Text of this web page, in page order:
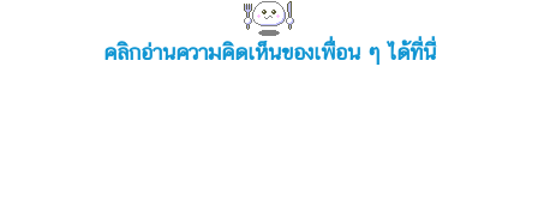
คลิกอ่านความคิดเห็นของเพื่อน ๆ ได้ที่นี่